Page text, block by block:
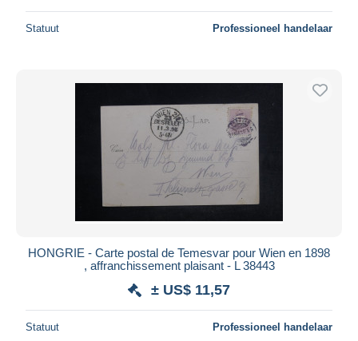
Statuut Professioneel handelaar
HONGRIE - Carte postal de Temesvar pour Wien en 1898
, affranchissement plaisant - L 38443
± US$ 11,57
Statuut Professioneel handelaar